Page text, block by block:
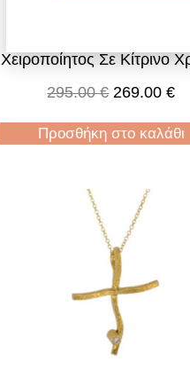
Χειροποίητος Σε Κίτρινο
295.00€ 269.00€
Προσθήκη στο καλάθι